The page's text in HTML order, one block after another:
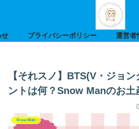
せ プライバシーポリシー 運営者
【それスノ】BTS(V・ジョ
ントは何？Snow Manのお土
Snow Man